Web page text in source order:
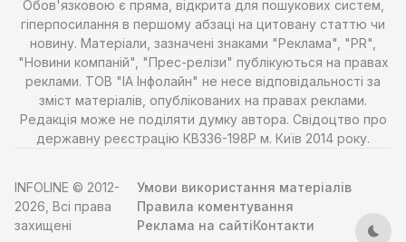
Обов'язковою є пряма, відкрита для пошукових систем,
гіперпосилання в першому абзаці на цитовану статтю чи
новину. Матеріали, зазначені знаками "Реклама", "PR",
"Новини компаній", "Прес-релізи" публікуються на правах
реклами. ТОВ "ІА Інфолайн" не несе відповідальності за
зміст матеріалів, опублікованих на правах реклами.
Редакція може не поділяти думку автора. Свідоцтво про
державну реєстрацію КВ336-198Р м. Київ 2014 року.
INFOLINE © 2012-
2026, Всі права
захищені
Умови використання матеріалів
Правила коментування
Реклама на сайтіКонтакти